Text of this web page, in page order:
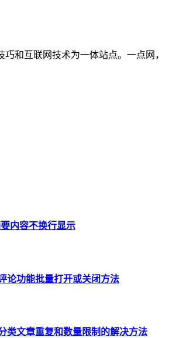
巧和互联网技术为一体站点。一点网，
内容不换行显示
论功能批量打开或关闭方法
类文章重复和数量限制的解决方法